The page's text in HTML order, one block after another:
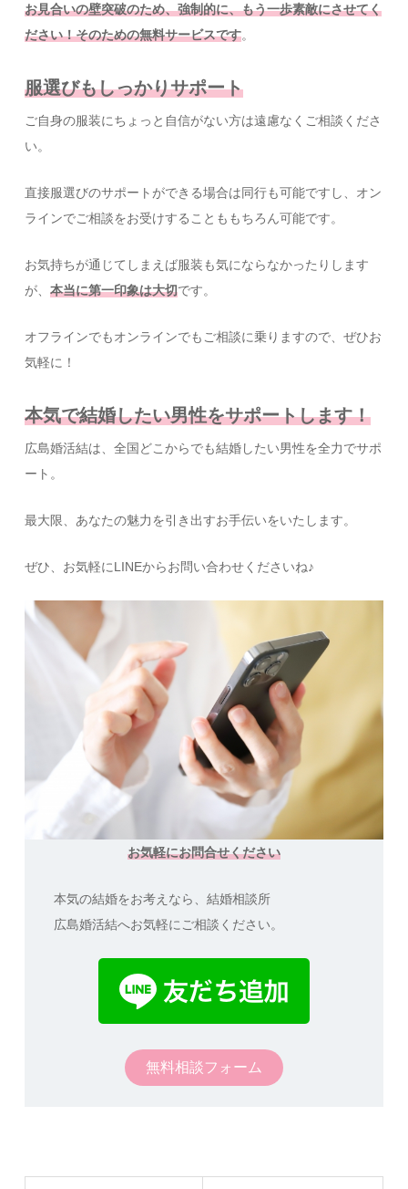
お見合いの壁突破のため、強制的に、もう一歩素敵にさせてく
ださい！そのための無料サービスです。
服選びもしっかりサポート
ご自身の服装にちょっと自信がない方は遠慮なくご相談くださ
い。
直接服選びのサポートができる場合は同行も可能ですし、オン
ラインでご相談をお受けすることももちろん可能です。
お気持ちが通じてしまえば服装も気にならなかったりします
が、本当に第一印象は大切です。
オフラインでもオンラインでもご相談に乗りますので、ぜひお
気軽に！
本気で結婚したい男性をサポートします！
広島婚活結は、全国どこからでも結婚したい男性を全力でサポ
ート。
最大限、あなたの魅力を引き出すお手伝いをいたします。
ぜひ、お気軽にLINEからお問い合わせくださいね♪
お気軽にお問合せください
本気の結婚をお考えなら、結婚相談所
広島婚活結へお気軽にご相談ください。
無料相談フォーム